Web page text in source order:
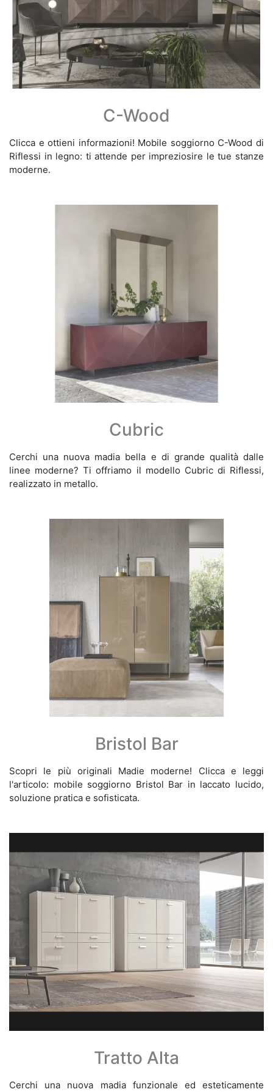
C-Wood
Clicca e ottieni informazioni! Mobile soggiorno C-Wood di
Riflessi in legno: ti attende per impreziosire le tue stanze
moderne.
Cubric
Cerchi una nuova madia bella e di grande qualità dalle
linee moderne? Ti offriamo il modello Cubric di Riflessi,
realizzato in metallo.
Bristol Bar
Scopri le più originali Madie moderne! Clicca e leggi
l'articolo: mobile soggiorno Bristol Bar in laccato lucido,
soluzione pratica e sofisticata.
Tratto Alta
Cerchi una nuova madia funzionale ed esteticamente